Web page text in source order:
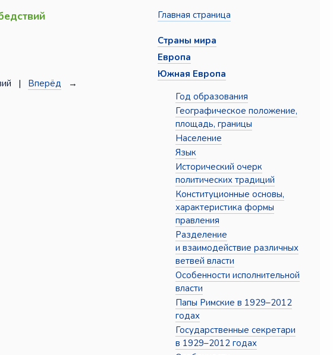
| Вперёд →
Главная страница
Страны мира
Европа
Южная Европа
Год образования
Географическое положение,
площадь, границы
Население
Язык
Исторический очерк
политических традиций
Конституционные основы,
характеристика формы
правления
Разделение
и взаимодействие различных
ветвей власти
Особенности исполнительной
власти
Папы Римские в 1929–2012
годах
Государственные секретари
в 1929–2012 годах